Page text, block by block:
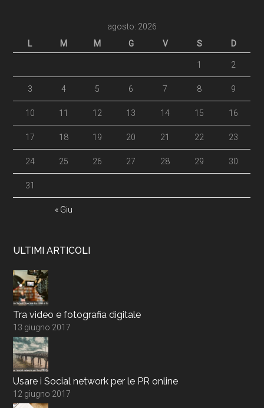
agosto: 2026
L
M M G V S D
« Giu
1 2
3 4 5 6 7 8 9
10 11 12 13 14 15 16
17 18 19 20 21 22 23
24 25 26 27 28 29 30
31
ULTIMI ARTICOLI
Tra video e fotografia digitale
13 giugno 2017
Usare i Social network per le PR online
12 giugno 2017